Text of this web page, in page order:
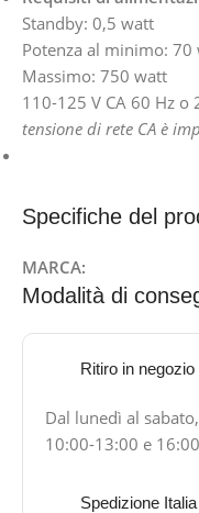
Specifiche del
MARCA:
Modalità di
Ritiro in negozio
Dal lunedì al
10:00-13:00 e
Spedizione
Standby: 0,5 watt
Potenza al minimo: 70
Massimo: 750 watt
110-125 V CA 60 Hz o
tensione di rete CA è